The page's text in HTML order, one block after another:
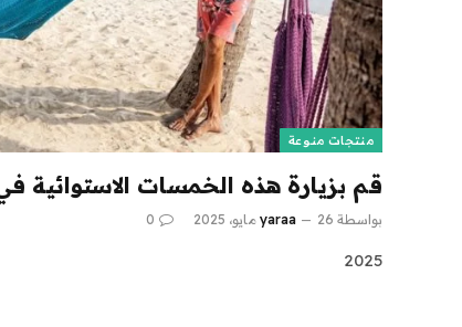
منتجات منوعة
قم بزيارة هذه الخمسات الاستوائية
بواسطة yaraa 26 مايو، 2025 0
2025